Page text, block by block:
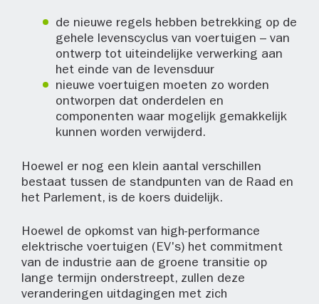
de nieuwe regels hebben betrekking op de
gehele levenscyclus van voertuigen – van
ontwerp tot uiteindelijke verwerking aan
het einde van de levensduur
nieuwe voertuigen moeten zo worden
ontworpen dat onderdelen en
componenten waar mogelijk gemakkelijk
kunnen worden verwijderd.
Hoewel er nog een klein aantal verschillen
bestaat tussen de standpunten van de Raad en
het Parlement, is de koers duidelijk.
Hoewel de opkomst van high-performance
elektrische voertuigen (EV's) het commitment
van de industrie aan de groene transitie op
lange termijn onderstreept, zullen deze
veranderingen uitdagingen met zich